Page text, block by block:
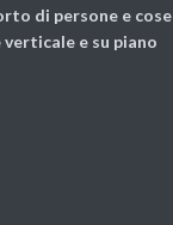
di persone e cose
e su piano